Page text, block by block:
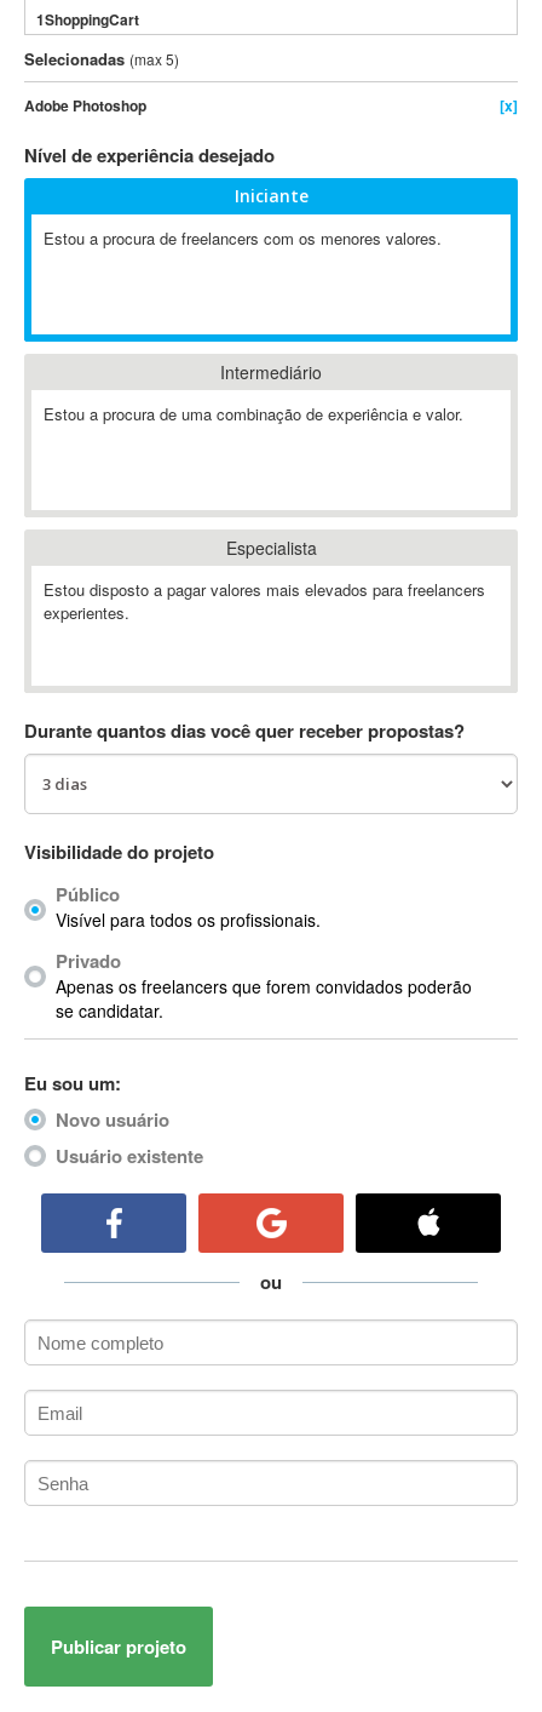
1ShoppingCart
3DS Max
3GSM
4D Dimension
802.11
A&P
A2Billing
ABAP
ABBYY FineReader
Ableton Live
Abstract
Abstract Window Toolkit (AWT)
AC Drives
ACARS
AccountMate
Acrobat
Acrobat X
Acronis
ACT
ActionScript
ActionScript 3
Active Directory
ActiveX Data Objects (ADO)
ADK
Administração Acadêmica
Administração de Artistas e Repertórios
Administração de Banco de Dados
Administração de Redes
Administrador de Sistemas
Adobe After Effects
Adobe AIR
Selecionadas (max 5)
Adobe Photoshop [x]
Nível de experiência desejado
Iniciante
Estou a procura de freelancers com os menores valores.
Intermediário
Estou a procura de uma combinação de experiência e valor.
Especialista
Estou disposto a pagar valores mais elevados para freelancers
experientes.
Durante quantos dias você quer receber propostas?
Visibilidade do projeto
Público
Visível para todos os profissionais.
Privado
Apenas os freelancers que forem convidados poderão
se candidatar.
Eu sou um:
Novo usuário
Usuário existente
ou
Publicar projeto